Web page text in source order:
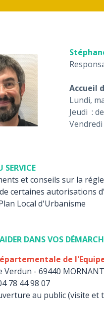
Accueil
Lundi,
Jeudi :
Vendredi
SERVICE
et conseils sur la
certaines autorisations
Local d'Urbanisme
DANS VOS
de
Verdun - 69440 MORNANT
78 44 98 07
au public (visite et